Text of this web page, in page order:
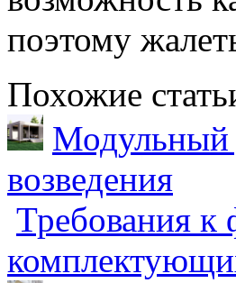
поэтому
Похожие
Модульный
возведения
Требования к